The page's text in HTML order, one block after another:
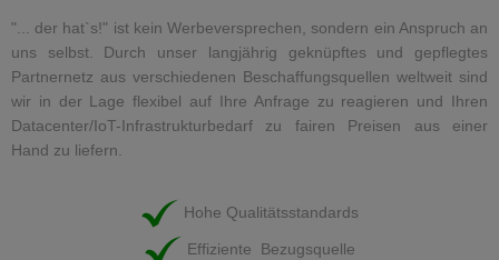
"... der hat`s!" ist kein Werbeversprechen, sondern ein Anspruch an
uns selbst. Durch unser langjährig geknüpftes und gepflegtes
Partnernetz aus verschiedenen Beschaffungsquellen weltweit sind
wir in der Lage flexibel auf Ihre Anfrage zu reagieren und Ihren
Datacenter/IoT-Infrastrukturbedarf zu fairen Preisen aus einer
Hand zu liefern.
Hohe Qualitätsstandards
Effiziente Bezugsquelle